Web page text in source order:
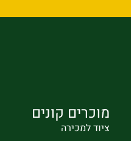
מוכרים קונים
ציוד למכירה